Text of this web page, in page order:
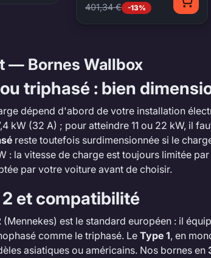
401,34 € -13%
— Bornes Wallbox
triphasé : bien
dépend d'abord de votre installation
kW (32 A) ; pour atteindre 11 ou 22 kW, il
reste toutefois surdimensionnée si le
: la vitesse de charge est toujours limitée
par votre voiture avant de choisir.
2 et compatibilité
(Mennekes) est le standard européen : il
comme le triphasé. Le Type 1, en
asiatiques ou américains. Nos bornes en